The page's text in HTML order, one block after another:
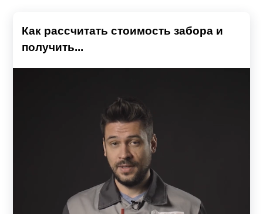
Как рассчитать стоимость забора и
получить...